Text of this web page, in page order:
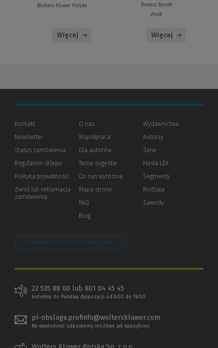
Wolters Kluwer Polska
Więcej
Tomasz Bonek
Znak
Więcej
Kontakt
Newsletter
Status zamówienia
Regulamin sklepu
Polityka prywatności (Nowe
(Link
innej
Zwrot lub reklamacja
zamówienia
O nas
Współpraca
Dla autorów(Nowe
(Link
innej
strony)
Twoje sugestie
Co nas wyróżnia
Mapa strony
FAQ
Blog
Wydawnictwa
Autorzy
Serie
Hasła LEX
Segmenty
Rodzaje
Zawody
Zarządzaj preferencjami plików cookie
22 535 88 00 lub 801 04 45 45
Jesteśmy do Państwa dyspozycji od 8:00 do 16:00
pl-obsluga.profinfo@wolterskluwer.com
Na wiadomość odpowiemy możliwe jak najszybciej.